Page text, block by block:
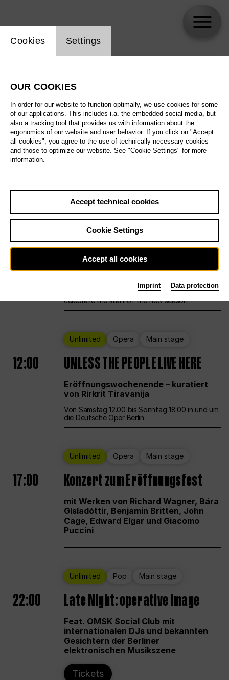
All artistic fields
All locations
All features
Sat29.8.
Ballet Main stage Staatsballett Berlin
12:00 Eröffnungswochenende
Deutsche Oper Berlin opens its doors to
celebrate the start of the new season
Unlimited Opera Main stage
12:00 UNLESS THE PEOPLE LIVE HERE
Eröffnungswochenende – kuratiert
von Rirkrit Tiravanija
Von Samstag 12.00 bis Sonntag 18.00 in und um
die Deutsche Oper Berlin
Unlimited Opera Main stage
17:00 Konzert zum Eröffnungsfest
mit Werken von Richard Wagner, Bára
Gísladóttir, Benjamin Britten, John
Cage, Edward Elgar und Giacomo
Puccini
Unlimited Pop Main stage
22:00 Late Night: operative image
Feat. OMSK Social Club mit
internationalen DJs und bekannten
Gesichtern der Berliner
elektronischen Musikszene
Tickets
Website cookie setting
Cookies Settings
OUR COOKIES
In order for our website to function optimally, we use cookies for some
of our applications. This includes i.a. the embedded social media, but
also a tracking tool that provides us with information about the
ergonomics of our website and user behavior. If you click on "Accept
all cookies", you agree to the use of technically necessary cookies
and those to optimize our website. See "Cookie Settings" for more
information.
Accept technical cookies
Cookie Settings
Accept all cookies
Imprint Data protection